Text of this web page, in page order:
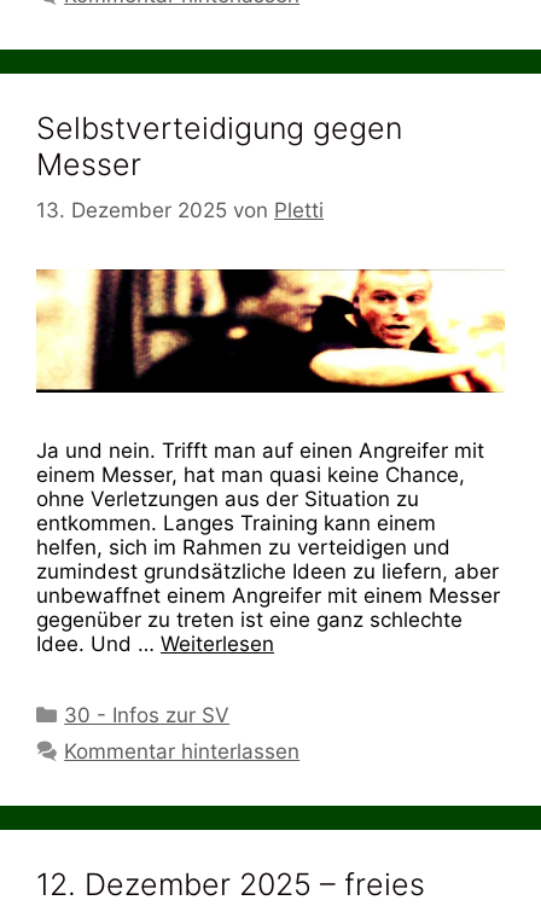
Selbstverteidigung gegen
Messer
13. Dezember 2025 von Pletti
Ja und nein. Trifft man auf einen Angreifer mit
einem Messer, hat man quasi keine Chance,
ohne Verletzungen aus der Situation zu
entkommen. Langes Training kann einem
helfen, sich im Rahmen zu verteidigen und
zumindest grundsätzliche Ideen zu liefern, aber
unbewaffnet einem Angreifer mit einem Messer
gegenüber zu treten ist eine ganz schlechte
Idee. Und … Weiterlesen
Kategorien
30 - Infos zur SV
Kommentar hinterlassen
12. Dezember 2025 – freies